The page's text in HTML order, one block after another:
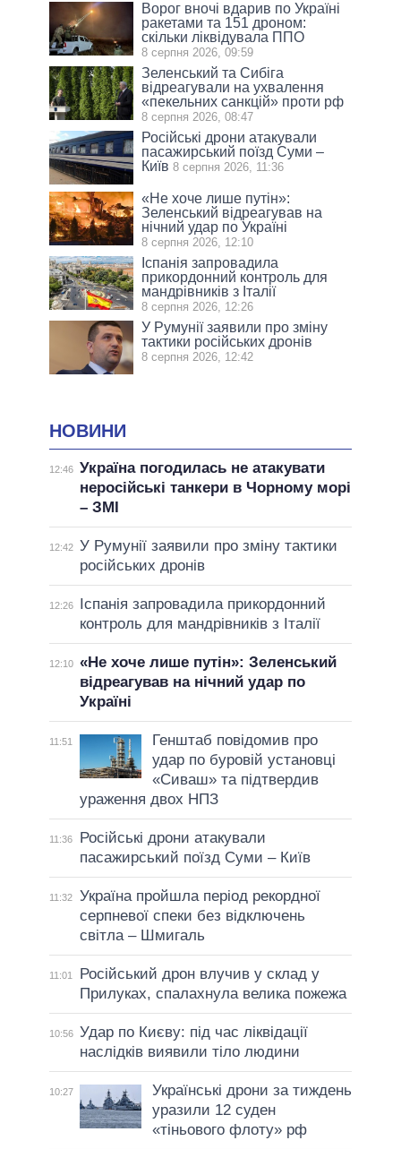
Ворог вночі вдарив по Україні
ракетами та 151 дроном:
скільки ліквідувала ППО
8 серпня 2026, 09:59
Зеленський та Сибіга
відреагували на ухвалення
«пекельних санкцій» проти рф
8 серпня 2026, 08:47
Російські дрони атакували
пасажирський поїзд Суми –
Київ 8 серпня 2026, 11:36
«Не хоче лише путін»:
Зеленський відреагував на
нічний удар по Україні
8 серпня 2026, 12:10
Іспанія запровадила
прикордонний контроль для
мандрівників з Італії
8 серпня 2026, 12:26
У Румунії заявили про зміну
тактики російських дронів
8 серпня 2026, 12:42
НОВИНИ
12:46 Україна погодилась не атакувати
неросійські танкери в Чорному морі
– ЗМІ
12:42 У Румунії заявили про зміну тактики
російських дронів
12:26
Іспанія запровадила прикордонний
контроль для мандрівників з Італії
12:10 «Не хоче лише путін»: Зеленський
відреагував на нічний удар по
Україні
11:51
Генштаб повідомив про
удар по буровій установці
«Сиваш» та підтвердив
ураження двох НПЗ
11:36
Російські дрони атакували
пасажирський поїзд Суми – Київ
11:32
Україна пройшла період рекордної
серпневої спеки без відключень
світла – Шмигаль
11:01
Російський дрон влучив у склад у
Прилуках, спалахнула велика пожежа
10:56 Удар по Києву: під час ліквідації
наслідків виявили тіло людини
10:27
Українські дрони за тиждень
уразили 12 суден
«тіньового флоту» рф